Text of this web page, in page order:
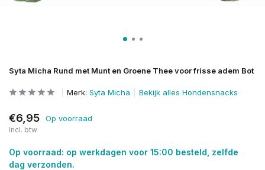
Syta Micha Rund met Munt en Groene Thee voor frisse adem Bot
Merk: Syta Micha Bekijk alles Hondensnacks
€6,95 Op voorraad
Incl. btw
Op voorraad: op werkdagen voor 15:00 besteld, zelfde
dag verzonden.